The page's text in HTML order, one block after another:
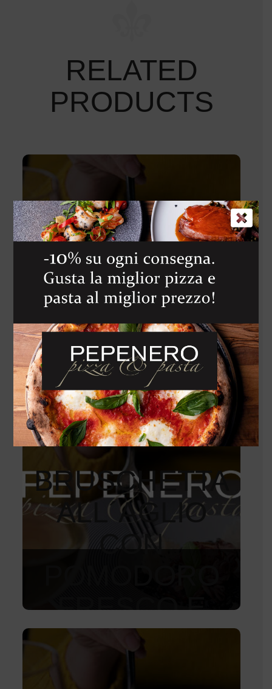
RELATED
PRODUCTS
BATTUTA DI
FASSONA AL
TARTUFO CON
PAN BRIOCHE
TOSTATO E
ORO 22
CARATI
390
BRUSCHETTA
ALL´AGLIO
CON
FRESCO E
BASILICO